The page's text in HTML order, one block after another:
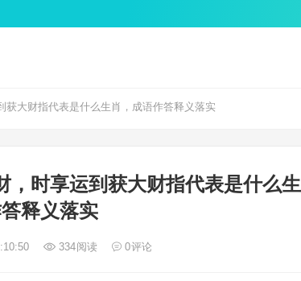
大财指代表是什么生肖，成语作答释义落实
，时享运到获大财指代表是什么生
释义落实
334阅读 0评论